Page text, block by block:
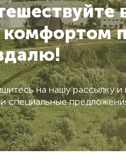
комфортом
на нашу рассылку и
специальные